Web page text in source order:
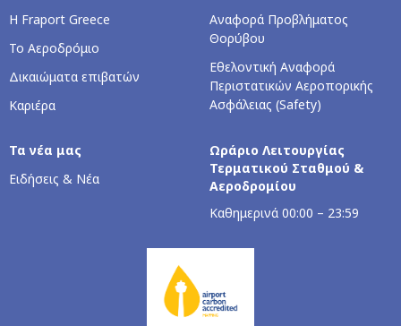
Η Fraport Greece
Το Αεροδρόμιο
Δικαιώματα επιβατών
Καριέρα
Αναφορά Προβλήματος
Θορύβου
Εθελοντική Αναφορά
Περιστατικών Αεροπορικής
Ασφάλειας (Safety)
Τα νέα μας
Ειδήσεις & Νέα
Ωράριο Λειτουργίας
Τερματικού Σταθμού &
Αεροδρομίου
Kαθημερινά 00:00 – 23:59